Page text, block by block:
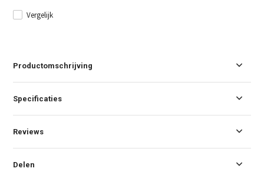
Vergelijk
Productomschrijving
Specificaties
Reviews
Delen